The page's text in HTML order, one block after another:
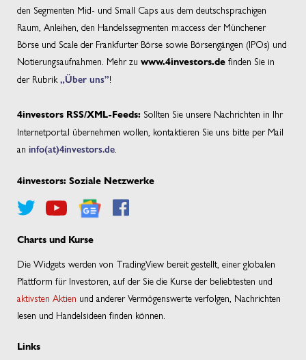
den Segmenten Mid- und Small Caps aus dem deutschsprachigen
Raum, Anleihen, den Handelssegmenten m:access der Münchener
Börse und Scale der Frankfurter Börse sowie Börsengängen (IPOs) und
Notierungsaufnahmen. Mehr zu www.4investors.de finden Sie in
der Rubrik „Über uns”!
4investors RSS/XML-Feeds: Sollten Sie unsere Nachrichten in Ihr
Internetportal übernehmen wollen, kontaktieren Sie uns bitte per Mail
an info(at)4investors.de
4investors: Soziale Netzwerke
Charts und Kurse
Die Widgets werden von TradingView bereit gestellt, einer globalen
Plattform für Investoren, auf der Sie die Kurse der beliebtesten und
aktivsten Aktien und anderer Vermögenswerte verfolgen, Nachrichten
lesen und Handelsideen finden können.
Links